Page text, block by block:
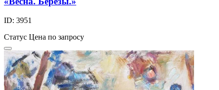
ID: 3951
Статус Цена по запросу